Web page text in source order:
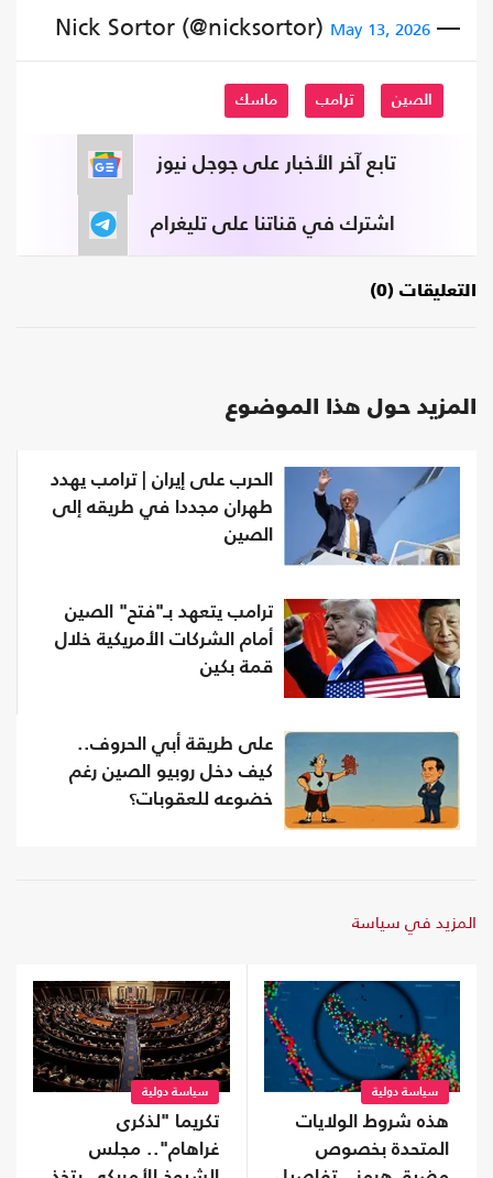
— Nick Sortor (@nicksortor)
May 13, 2026
الصين ترامب ماسك
تابع آخر الأخبار على جوجل نيوز
اشترك في قناتنا على تليغرام
التعليقات (0)
المزيد حول هذا الموضوع
الحرب على إيران | ترامب يهدد
طهران مجددا في طريقه إلى
الصين
ترامب يتعهد بـ"فتح" الصين
أمام الشركات الأمريكية خلال
قمة بكين
على طريقة أبي الحروف..
كيف دخل روبيو الصين رغم
خضوعه للعقوبات؟
المزيد في سياسة
سياسة دولية
هذه شروط الولايات
المتحدة بخصوص
سياسة دولية
تكريما "لذكرى
غراهام".. مجلس